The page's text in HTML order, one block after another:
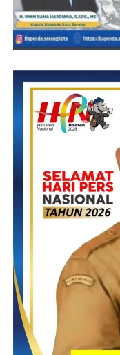
Kepada pejabat baru,
pengangkatan menjadi
Kasat Narkoba dan
Ia berharap upaya-
lama hendaknya dapat
ditingkatkan,
tantangan dan juga
“Saya harapkan
kewajiban
program Polres
Sinergris, Amanah dan
Diketahui, pejabat baru
Kasat Intelkam